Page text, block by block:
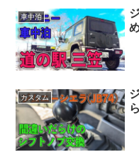
車中泊
カスタム